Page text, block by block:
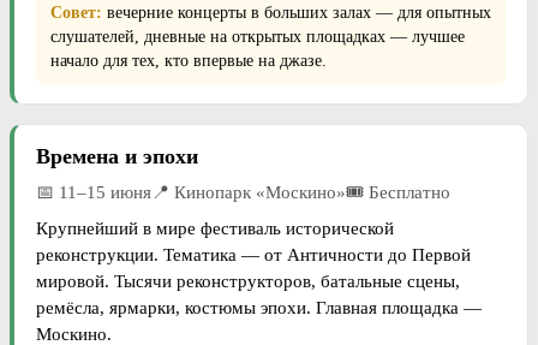
Совет: вечерние концерты в больших залах — для опытных
слушателей, дневные на открытых площадках — лучшее
начало для тех, кто впервые на джазе.
Времена и эпохи
📅 11–15 июня📍 Кинопарк «Москино»🎟 Бесплатно
Крупнейший в мире фестиваль исторической
реконструкции. Тематика — от Античности до Первой
мировой. Тысячи реконструкторов, батальные сцены,
ремёсла, ярмарки, костюмы эпохи. Главная площадка —
Москино.